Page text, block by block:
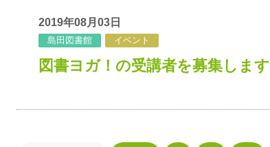
2019年08月03日
島田図書館 イベント
図書ヨガ！の受講者を募集します